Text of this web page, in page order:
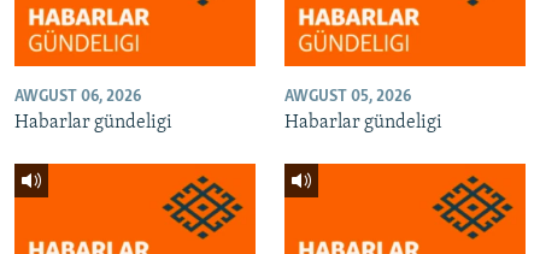
AWGUST 06, 2026
Habarlar gündeligi
AWGUST 05, 2026
Habarlar gündeligi